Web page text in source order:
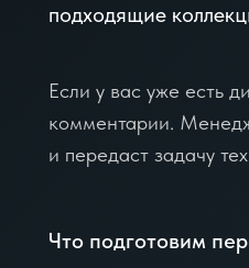
подходящие
Если у вас уже есть
комментарии.
и передаст задачу
Что подготовим